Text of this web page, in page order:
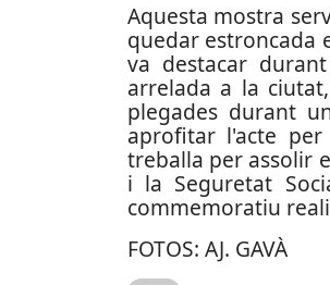
Aquesta mostra
quedar estroncada
va destacar
arrelada a la
plegades durant
aprofitar l'acte
treballa per assolir
i la Seguretat
commemoratiu
FOTOS: AJ. GAVÀ